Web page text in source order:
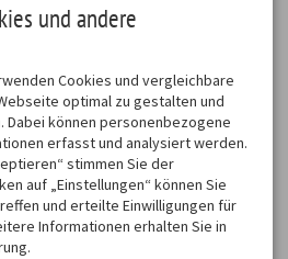
und andere
Cookies und vergleichbare
optimal zu gestalten und
können personenbezogene
erfasst und analysiert werden.
stimmen Sie der
auf „Einstellungen“ können Sie
und erteilte Einwilligungen für
Informationen erhalten Sie in